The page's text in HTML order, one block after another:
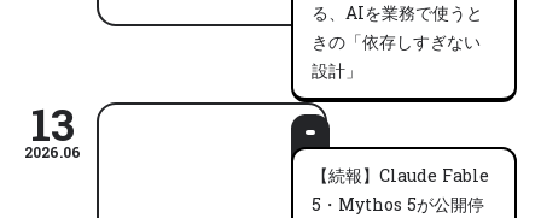
る、AIを業務で使うと
きの「依存しすぎない
設計」
13
2026.06
【続報】Claude Fable
5・Mythos 5が公開停